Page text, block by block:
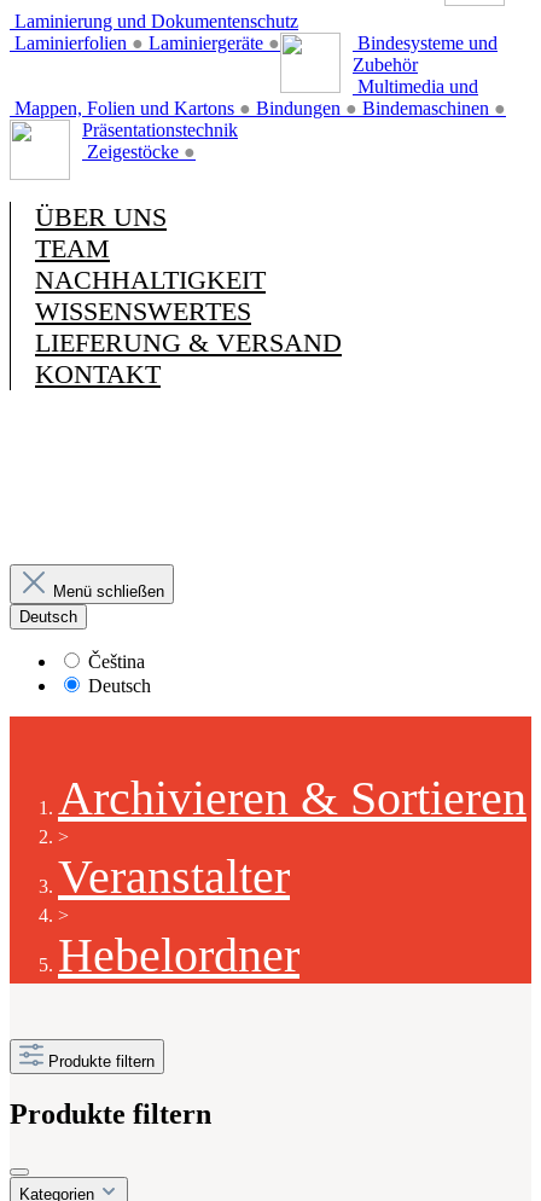
Laminierung und Dokumentenschutz
Laminierfolien ● Laminiergeräte ●
Bindesysteme und
Zubehör
Mappen, Folien und Kartons ● Bindungen ● Bindemaschinen ●
Multimedia und
Präsentationstechnik
Zeigestöcke ●
ÜBER UNS
TEAM
NACHHALTIGKEIT
WISSENSWERTES
LIEFERUNG & VERSAND
KONTAKT
Menü schließen
Deutsch
Čeština
Deutsch
Archivieren & Sortieren
>
Veranstalter
>
Hebelordner
Produkte filtern
Produkte filtern
Kategorien